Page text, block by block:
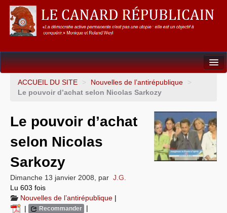
Dossiers
Points de repères
Un éléphant, ça trompe énormément !
Gouvernance mondiale & mondialisation
International
Résistances
ACCUEIL DU SITE > Nouvelles de l’antirépublique
>
Le pouvoir d’achat selon Nicolas Sarkozy
Le pouvoir d’achat
selon Nicolas
Sarkozy
Dimanche 13 janvier 2008 par J.G.
Lu 603 fois
Nouvelles de l’antirépublique |
|
Recommander |